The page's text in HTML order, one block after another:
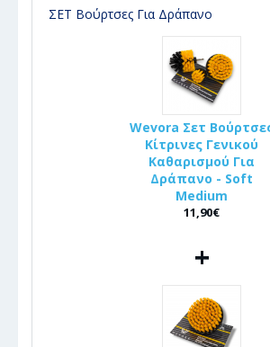
ΣΕΤ Βούρτσες Για Δράπανο
Wevora Σετ
Κίτρινες Γενικού
Καθαρισμού Για
Δράπανο - Soft
Medium
11,90€
+